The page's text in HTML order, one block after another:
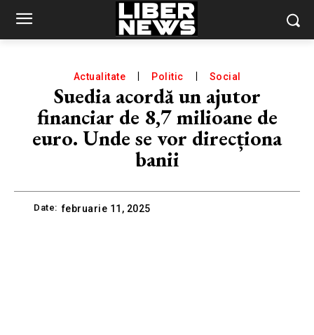
Actualitate Politic Social
Suedia acordă un ajutor
financiar de 8,7 milioane de
euro. Unde se vor direcționa
banii
Date: februarie 11, 2025